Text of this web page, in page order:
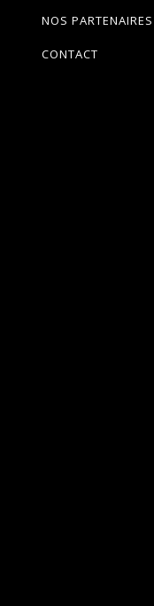
NOS PARTENAIRES
CONTACT